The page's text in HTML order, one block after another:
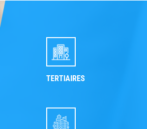
TERTIAIRES